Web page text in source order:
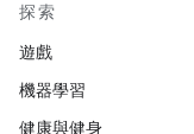
探索
遊戲
機器學習
健康與健身